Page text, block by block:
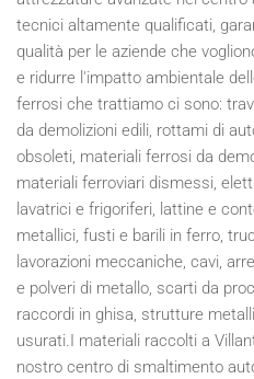
tecnici altamente qualificati,
qualità per le aziende che
e ridurre l'impatto ambientale
ferrosi che trattiamo ci sono:
da demolizioni edili, rottami di
obsoleti, materiali ferrosi da
materiali ferroviari dismessi,
lavatrici e frigoriferi, lattine e
metallici, fusti e barili in ferro,
lavorazioni meccaniche, cavi,
e polveri di metallo, scarti da
raccordi in ghisa, strutture
usurati.I materiali raccolti a
nostro centro di smaltimento